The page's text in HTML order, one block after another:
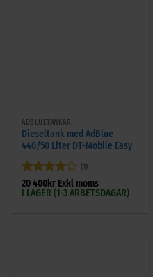
ADBLUETANKAR
Dieseltank med AdBlue
440/50 Liter DT-Mobile Easy
Betygsatt
av 5
(1)
20 400kr Exkl moms
I LAGER (1-3 ARBETSDAGAR)